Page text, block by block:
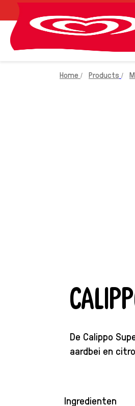
Home Products
De Calippo
aardbei en
Ingredienten